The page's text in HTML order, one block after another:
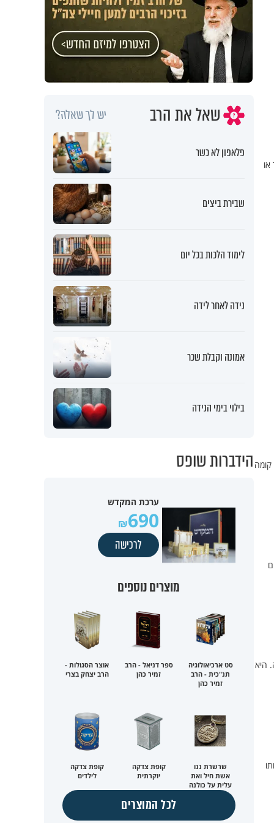
קומה
היא
שאל את הרב יש לך שאלה?
פלאפון לא כשר
שבירת ביצים
לימוד הלכות בכל יום
נידה לאחר לידה
אמונה וקבלת שכר
בילוי בימי הנידה
הידברות שופס
ערכת המקדש
690
לרכישה
מוצרים נוספים
סט ארכיאולוגיה
תנ"כית - הרב
זמיר כהן
ספר דניאל - הרב
זמיר כהן
אוצר הסגולות -
הרב יצחק בצרי
שרשרת ננו
אשת חיל ואת
עלית על כולנה
קופת צדקה
יוקרתית
קופת צדקה
לילדים
לכל המוצרים